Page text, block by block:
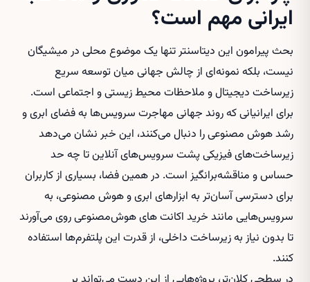
ایرانی مهم است؟
بحث پیرامون این دیتاسنتر تنها یک موضوع محلی در میشیگان
نیست، بلکه نمونه‌ای از چالش جهانی میان توسعه سریع
زیرساخت دیجیتال و ملاحظات محیط زیستی و اجتماعی است.
برای ایرانیانی که روند جهانی مهاجرت سرویس‌ها به فضای ابری و
رشد هوش مصنوعی را دنبال می‌کنند، این خبر نشان می‌دهد
زیرساخت‌های فیزیکی پشت سرویس‌های آنلاین تا چه حد
حساس و مناقشه‌برانگیز است. در همین فضا، بسیاری از کاربران
برای دسترسی آسان‌تر به ابزارهای ابری و هوش مصنوعی، به
سرویس‌هایی مانند خرید اکانت های هوش‌مصنوعیروی می‌آورند
تا بدون نیاز به زیرساخت داخلی، از قدرت این پلتفرم‌ها استفاده
کنند.